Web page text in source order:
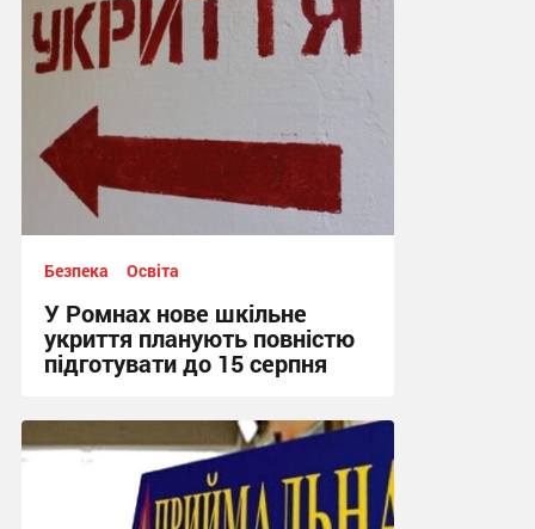
Безпека Освіта
У Ромнах нове шкільне
укриття планують повністю
підготувати до 15 серпня
15:00, 6.08.2026